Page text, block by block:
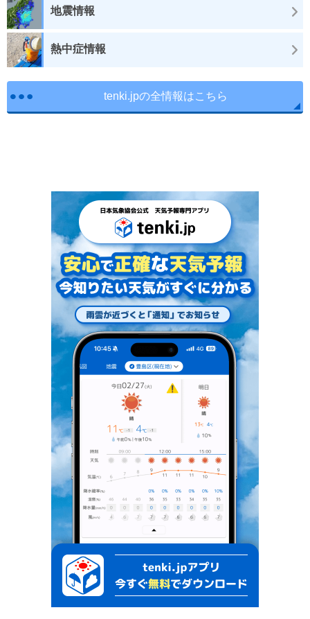
地震情報
熱中症情報
tenki.jpの全情報はこちら